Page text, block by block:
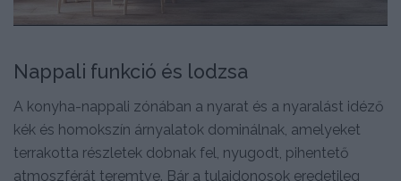
Nappali funkció és lodzsa
A konyha-nappali zónában a nyarat és a nyaralást idéző
kék és homokszín árnyalatok dominálnak, amelyeket
terrakotta részletek dobnak fel, nyugodt, pihentető
atmoszférát teremtve. Bár a tulajdonosok eredetileg